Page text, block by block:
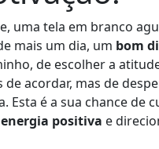
uma tela em branco
mais um dia, um bom
de escolher a
acordar, mas de
Esta é a sua chance de
energia positiva e